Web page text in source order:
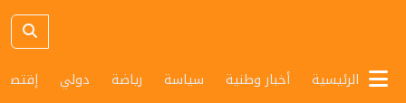
الرئيسية أخبار وطنية سياسة رياضة دولي